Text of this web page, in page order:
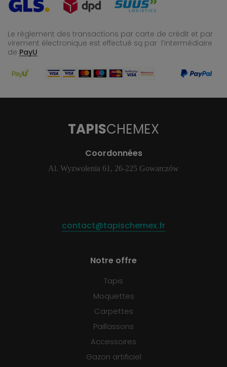
Le règlement des transactions par carte de crédit et par
virement électronique est effectué są par l’intermédiaire
de PayU
TAPISCHEMEX
Coordonnées
Al. Wyzwolenia 61, 26-225 Gowarczów
contact@tapischemex.fr
Notre offre
Tapis
Moquettes
Carpettes
Paillassons
Accessoires
Gazon artificiel